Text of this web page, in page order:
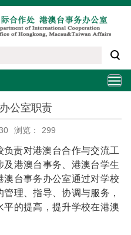
公室职责
浏览： 299
责对港澳台合作与交流工
港澳台事务、港澳台学生
台事务办公室通过对学校
理、指导、协调与服务，
的提高，提升学校在港澳